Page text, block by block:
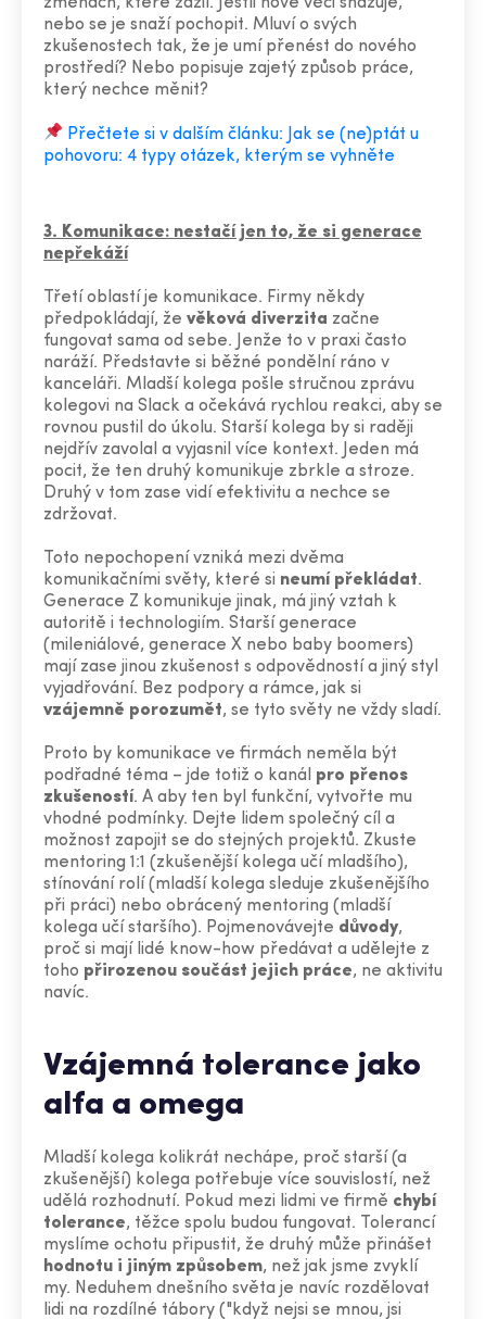
změnách, které zažil. Jestli nové věci shazuje,
nebo se je snaží pochopit. Mluví o svých
zkušenostech tak, že je umí přenést do nového
prostředí? Nebo popisuje zajetý způsob práce,
který nechce měnit?
Přečtete si v dalším článku: Jak se (ne)ptát u
pohovoru: 4 typy otázek, kterým se vyhněte
3. Komunikace: nestačí jen to, že si generace
nepřekáží
Třetí oblastí je komunikace. Firmy někdy
předpokládají, že věková diverzita začne
fungovat sama od sebe. Jenže to v praxi často
naráží. Představte si běžné pondělní ráno v
kanceláři. Mladší kolega pošle stručnou zprávu
kolegovi na Slack a očekává rychlou reakci, aby se
rovnou pustil do úkolu. Starší kolega by si raději
nejdřív zavolal a vyjasnil více kontext. Jeden má
pocit, že ten druhý komunikuje zbrkle a stroze.
Druhý v tom zase vidí efektivitu a nechce se
zdržovat.
Toto nepochopení vzniká mezi dvěma
komunikačními světy, které si neumí překládat.
Generace Z komunikuje jinak, má jiný vztah k
autoritě i technologiím. Starší generace
(mileniálové, generace X nebo baby boomers)
mají zase jinou zkušenost s odpovědností a jiný styl
vyjadřování. Bez podpory a rámce, jak si
vzájemně porozumět, se tyto světy ne vždy sladí.
Proto by komunikace ve firmách neměla být
podřadné téma – jde totiž o kanál pro přenos
zkušeností. A aby ten byl funkční, vytvořte mu
vhodné podmínky. Dejte lidem společný cíl a
možnost zapojit se do stejných projektů. Zkuste
mentoring 1:1 (zkušenější kolega učí mladšího),
stínování rolí (mladší kolega sleduje zkušenějšího
při práci) nebo obrácený mentoring (mladší
kolega učí staršího). Pojmenovávejte důvody,
proč si mají lidé know-how předávat a udělejte z
toho přirozenou součást jejich práce, ne aktivitu
navíc.
Vzájemná tolerance jako
alfa a omega
Mladší kolega kolikrát nechápe, proč starší (a
zkušenější) kolega potřebuje více souvislostí, než
udělá rozhodnutí. Pokud mezi lidmi ve firmě chybí
tolerance, těžce spolu budou fungovat. Tolerancí
myslíme ochotu připustit, že druhý může přinášet
hodnotu i jiným způsobem, než jak jsme zvyklí
my. Neduhem dnešního světa je navíc rozdělovat
lidi na rozdílné tábory ("když nejsi se mnou, jsi